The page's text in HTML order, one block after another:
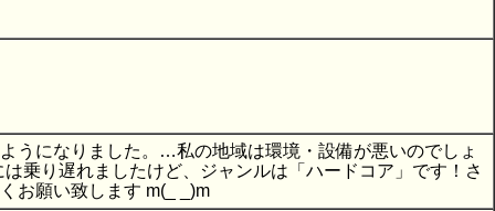
うになりました。…私の地域は環境・設備が悪いのでしょ
乗り遅れましたけど、ジャンルは「ハードコア」です！さ
お願い致します m(_ _)m